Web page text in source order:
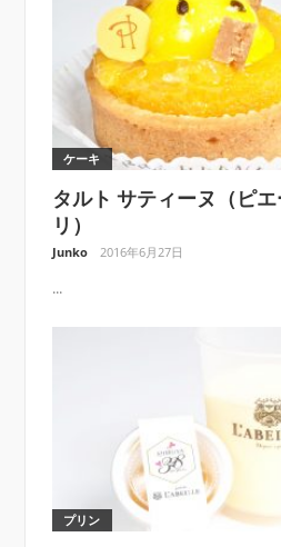
ケーキ
タルト サティーヌ（ピ
リ）
Junko 2016年6月27日
...
プリン